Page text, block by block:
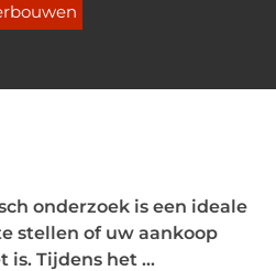
onderzoek is een ideale
stellen of uw aankoop
is. Tijdens het ...